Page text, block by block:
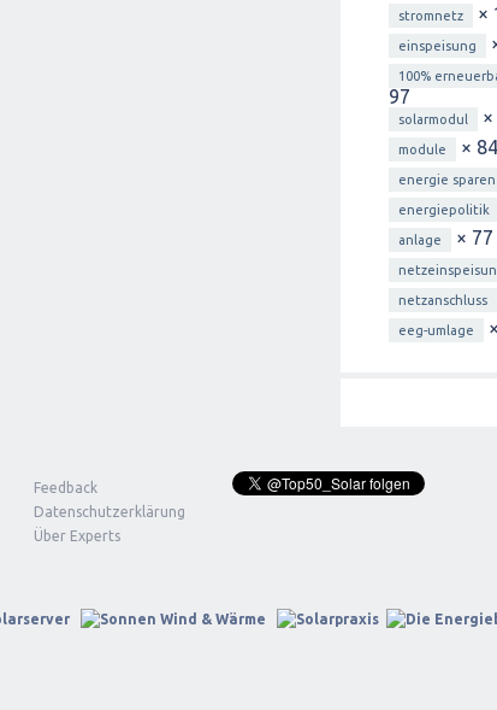
stromnetz ×
einspeisung
100%
97
solarmodul
module × 84
energie sparen
energiepolitik
anlage × 77
netzanschluss
eeg-umlage
Feedback
Datenschutzerklärung
Über Experts